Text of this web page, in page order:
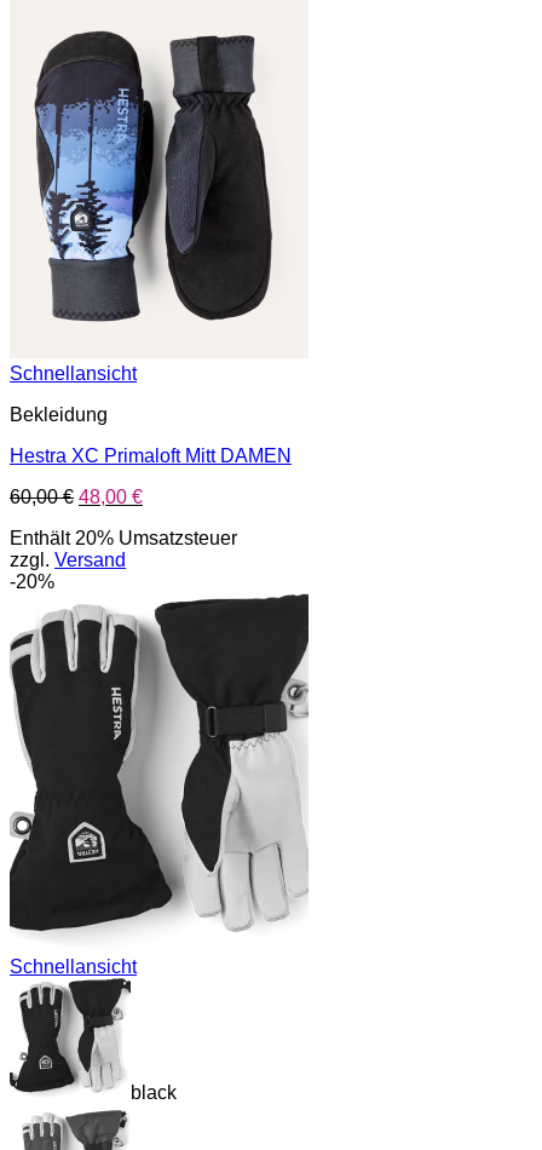
Schnellansicht
Bekleidung
Hestra XC Primaloft Mitt DAMEN
60,00€ Ursprünglicher
war:
60,00 €
48,00 €Aktueller
ist:
Enthält 20% Umsatzsteuer
zzgl. Versand
-20%
Schnellansicht
black